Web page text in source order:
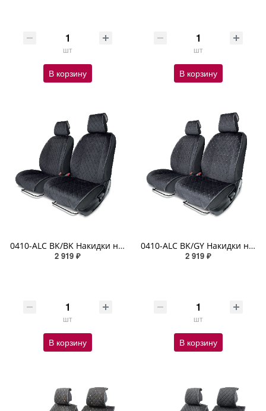
шт
В корзину
шт
В корзину
0410-ALC BK/BK Накидки на передние сиденья AUTOPROFI, материал алькантара комплект 2 шт., чёрный
2 919 ₽
шт
В корзину
0410-ALC BK/GY Накидки на передние сиденья AUTOPROFI, материал алькантара комплект 2 шт. чёрн./серый
2 919 ₽
шт
В корзину